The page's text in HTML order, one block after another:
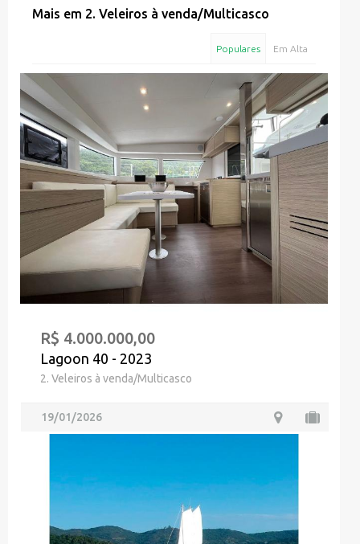
Mais em 2. Veleiros à venda/Multicasco
Populares Em Alta
R$ 4.000.000,00
Lagoon 40 - 2023
2. Veleiros à venda/Multicasco
19/01/2026